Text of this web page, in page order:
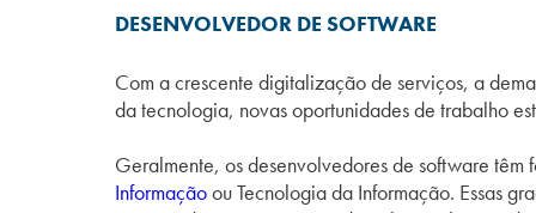
DESENVOLVEDOR DE SOFTWARE
Com a crescente digitalização de serviços, a
da tecnologia, novas oportunidades de trabalho
Geralmente, os desenvolvedores de software têm
Informaçãoou Tecnologia da Informação. Essas